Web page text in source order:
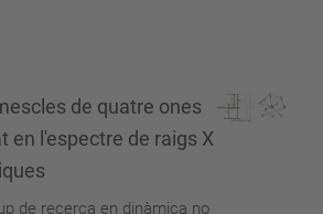
de quatre ones
en l'espectre de raigs X
de recerca en dinàmica no